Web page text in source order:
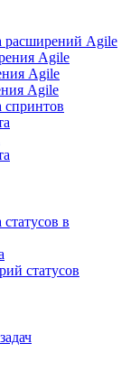
расширений Agile
Agile
Agile
Agile
спринтов
в
статусов